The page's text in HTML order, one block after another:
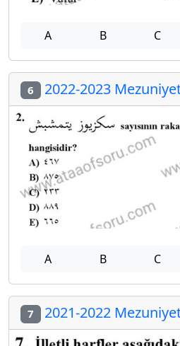
A B C
6 2022-2023 Mezuniyet
A B C
7 2021-2022 Mezuniyet